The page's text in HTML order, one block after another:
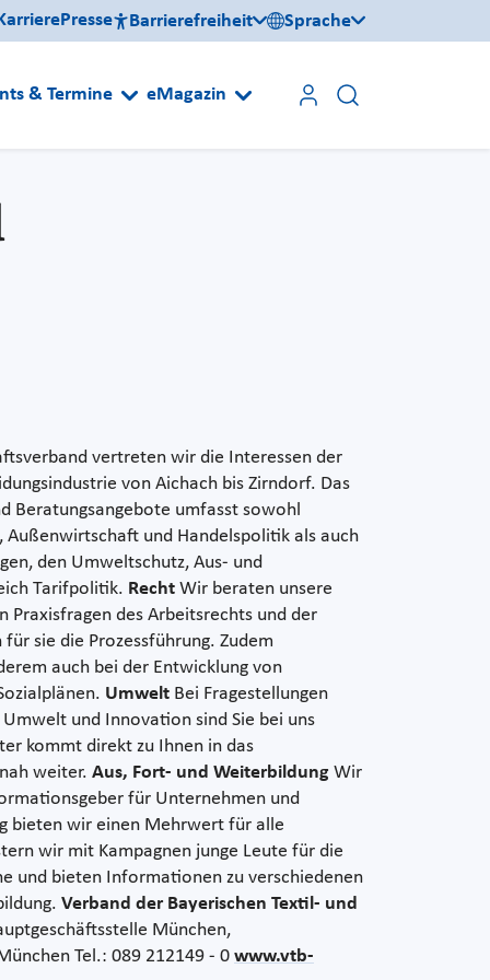
Presse Barrierefreiheit Sprache
& Termine eMagazin
vertreten wir die Interessen der
von Aichach bis Zirndorf. Das
Beratungsangebote umfasst sowohl
und Handelspolitik als auch
den Umweltschutz, Aus- und
Tarifpolitik. Recht Wir beraten unsere
Praxisfragen des Arbeitsrechts und der
sie die Prozessführung. Zudem
auch bei der Entwicklung von
Umwelt Bei Fragestellungen
und Innovation sind Sie bei uns
kommt direkt zu Ihnen in das
weiter. Aus, Fort- und Weiterbildung Wir
für Unternehmen und
bieten wir einen Mehrwert für alle
wir mit Kampagnen junge Leute für die
und bieten Informationen zu verschiedenen
Verband der Bayerischen Textil- und
München,
Tel.: 089 212149 - 0 www.vtb-